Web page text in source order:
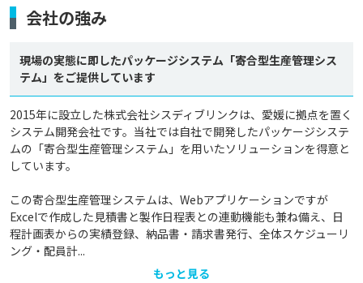
会社の強み
現場の実態に即したパッケージシステム「寄合型生産管理シス
テム」をご提供しています
2015年に設立した株式会社シスディブリンクは、愛媛に拠点を置く
システム開発会社です。当社では自社で開発したパッケージシステ
ムの「寄合型生産管理システム」を用いたソリューションを得意と
しています。
この寄合型生産管理システムは、Webアプリケーションですが
Excelで作成した見積書と製作日程表との連動機能も兼ね備え、日
程計画表からの実績登録、納品書・請求書発行、全体スケジューリ
ング・配員計...
もっと見る